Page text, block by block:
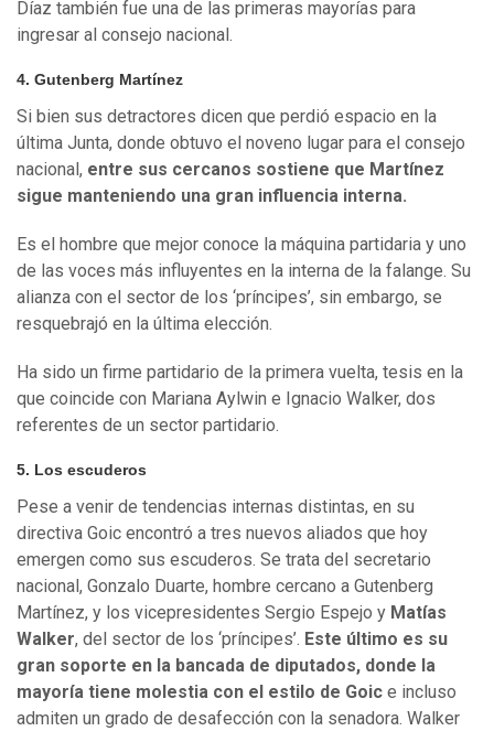
Díaz también fue una de las primeras mayorías para
ingresar al consejo nacional.
4. Gutenberg Martínez
Si bien sus detractores dicen que perdió espacio en la
última Junta, donde obtuvo el noveno lugar para el consejo
nacional, entre sus cercanos sostiene que Martínez
sigue manteniendo una gran influencia interna.
Es el hombre que mejor conoce la máquina partidaria y uno
de las voces más influyentes en la interna de la falange. Su
alianza con el sector de los ‘príncipes’, sin embargo, se
resquebrajó en la última elección.
Ha sido un firme partidario de la primera vuelta, tesis en la
que coincide con Mariana Aylwin e Ignacio Walker, dos
referentes de un sector partidario.
5. Los escuderos
Pese a venir de tendencias internas distintas, en su
directiva Goic encontró a tres nuevos aliados que hoy
emergen como sus escuderos. Se trata del secretario
nacional, Gonzalo Duarte, hombre cercano a Gutenberg
Martínez, y los vicepresidentes Sergio Espejo y Matías
Walker, del sector de los ‘príncipes’. Este último es su
gran soporte en la bancada de diputados, donde la
mayoría tiene molestia con el estilo de Goic e incluso
admiten un grado de desafección con la senadora. Walker